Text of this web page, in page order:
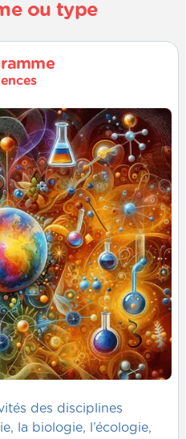
ou type
des disciplines
la biologie, l’écologie,